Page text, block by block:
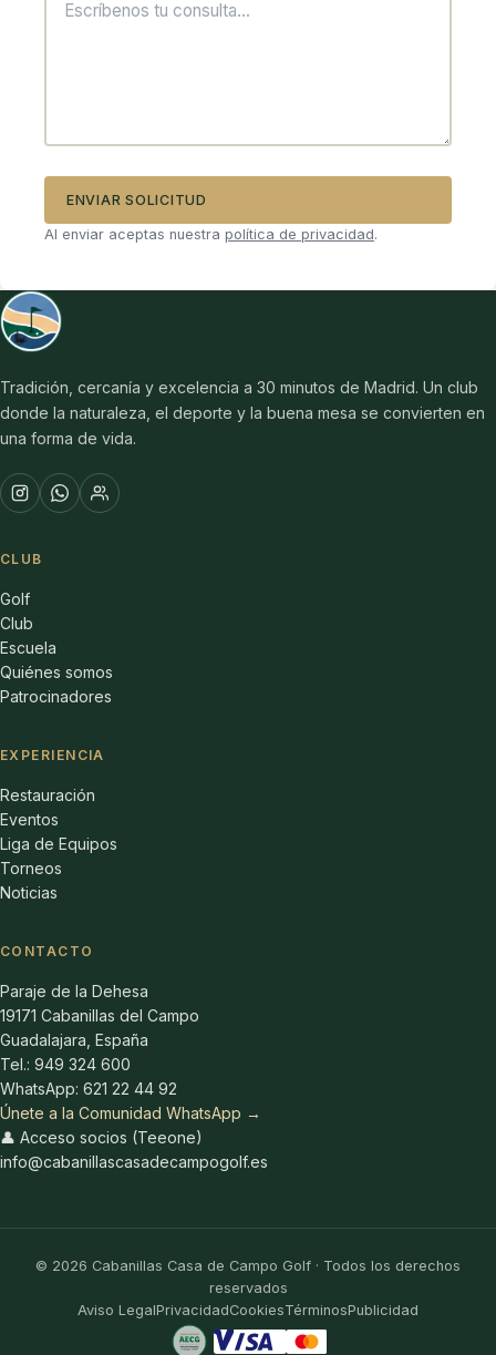
ENVIAR SOLICITUD
Al enviar aceptas nuestra política de privacidad.
Tradición, cercanía y excelencia a 30 minutos de Madrid. Un club
donde la naturaleza, el deporte y la buena mesa se convierten en
una forma de vida.
CLUB
Golf
Club
Escuela
Quiénes somos
Patrocinadores
EXPERIENCIA
Restauración
Eventos
Liga de Equipos
Torneos
Noticias
CONTACTO
Paraje de la Dehesa
19171 Cabanillas del Campo
Guadalajara, España
Tel.: 949 324 600
WhatsApp: 621 22 44 92
Únete a la Comunidad WhatsApp →
👤 Acceso socios (Teeone)
info@cabanillascasadecampogolf.es
© 2026 Cabanillas Casa de Campo Golf · Todos los derechos
reservados
Aviso LegalPrivacidadCookiesTérminosPublicidad